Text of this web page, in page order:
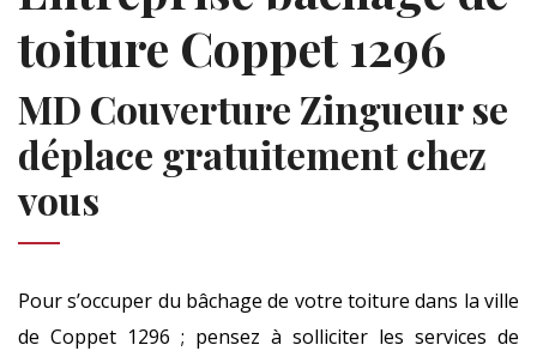
toiture Coppet 1296
MD Couverture Zingueur se
déplace gratuitement chez
vous
Pour s’occuper du bâchage de votre toiture dans la ville
de Coppet 1296 ; pensez à solliciter les services de